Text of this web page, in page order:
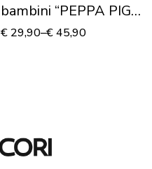
bambini “PEPPA PIG
FAMILY” – Adesivo
€ 29,90–€45,90